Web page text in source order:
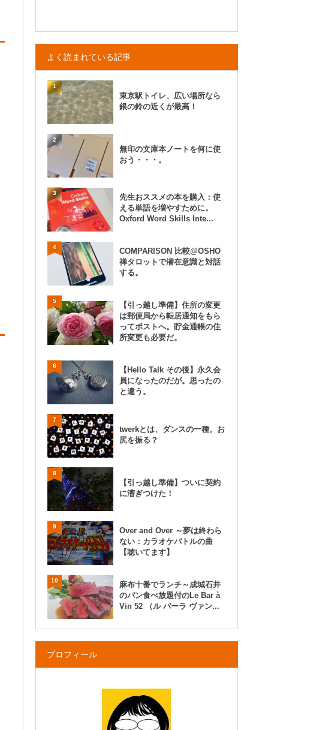
よく読まれている記事
1
東京駅トイレ、広い場所なら
銀の鈴の近くが最高！
2
無印の文庫本ノートを何に使
おう・・・。
3
先生おススメの本を購入：使
える単語を増やすために。
Oxford Word Skills Inte...
4
COMPARISON 比較@OSHO
禅タロットで潜在意識と対話
する。
5
【引っ越し準備】住所の変更
は郵便局から転居通知をもら
ってポストへ。貯金通帳の住
所変更も必要だ。
6
【Hello Talk その後】永久会
員になったのだが。思ったの
と違う。
7
twerkとは、ダンスの一種。お
尻を振る？
8
【引っ越し準備】ついに契約
に漕ぎつけた！
9
Over and Over ～夢は終わら
ない：カラオケバトルの曲
【聴いてます】
10
麻布十番でランチ～成城石井
のパン食べ放題付のLe Bar à
Vin 52 （ル バーラ ヴァン...
プロフィール